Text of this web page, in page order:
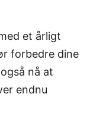
et årligt
forbedre dine
nå at
endnu